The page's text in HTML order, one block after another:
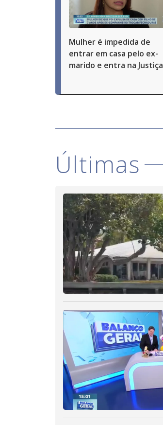
Mulher é impedida de
entrar em casa pelo ex-
marido e entra na Justiça
Últimas